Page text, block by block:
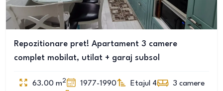
Repozitionare pret! Apartament 3 camere
complet mobilat, utilat + garaj subsol
63.00 m2 1977-1990 Etajul 4 3 camere